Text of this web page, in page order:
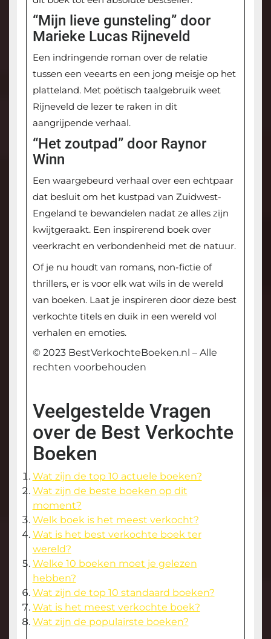
“Mijn lieve gunsteling” door
Marieke Lucas Rijneveld
Een indringende roman over de relatie
tussen een veearts en een jong meisje op het
platteland. Met poëtisch taalgebruik weet
Rijneveld de lezer te raken in dit
aangrijpende verhaal.
“Het zoutpad” door Raynor
Winn
Een waargebeurd verhaal over een echtpaar
dat besluit om het kustpad van Zuidwest-
Engeland te bewandelen nadat ze alles zijn
kwijtgeraakt. Een inspirerend boek over
veerkracht en verbondenheid met de natuur.
Of je nu houdt van romans, non-fictie of
thrillers, er is voor elk wat wils in de wereld
van boeken. Laat je inspireren door deze best
verkochte titels en duik in een wereld vol
verhalen en emoties.
© 2023 BestVerkochteBoeken.nl – Alle
rechten voorbehouden
Veelgestelde Vragen
over de Best Verkochte
Boeken
Wat zijn de top 10 actuele boeken?
Wat zijn de beste boeken op dit
moment?
Welk boek is het meest verkocht?
Wat is het best verkochte boek ter
wereld?
Welke 10 boeken moet je gelezen
hebben?
Wat zijn de top 10 standaard boeken?
Wat is het meest verkochte boek?
Wat zijn de populairste boeken?